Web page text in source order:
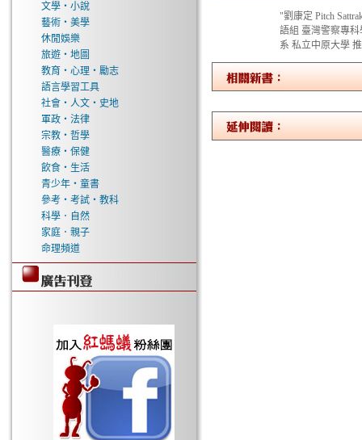
文學‧小說
藝術‧美學
休閒娛樂
旅遊‧地圖
教育‧心理‧勵志
語言學習工具
社會‧人文‧史地
軍政‧法律
宗教‧哲學
醫療‧保健
飲食‧生活
青少年‧童書
參考‧考試‧教科
科學．自然
家庭．親子
命理頻道
"劉康定 Pitch
語組 臺灣警察專
系 私立中原大學